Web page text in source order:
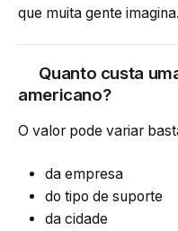
que muita gente imagina.
Quanto custa
americano?
O valor pode variar
da empresa
do tipo de suporte
da cidade